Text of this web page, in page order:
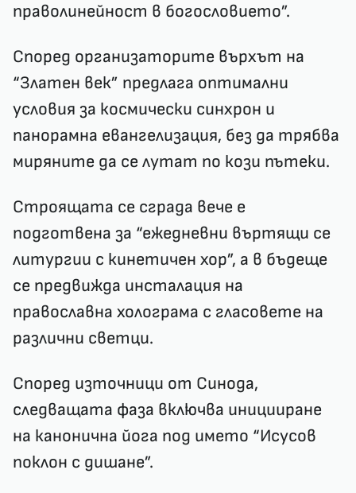
праволинейност в богословието”.
Според организаторите върхът на
“Златен век” предлага оптимални
условия за космически синхрон и
панорамна евангелизация, без да трябва
миряните да се лутат по кози пътеки.
Строящата се сграда вече е
подготвена за “ежедневни въртящи се
литургии с кинетичен хор”, а в бъдеще
се предвижда инсталация на
православна холограма с гласовете на
различни светци.
Според източници от Синода,
следващата фаза включва иницииране
на канонична йога под името “Исусов
поклон с дишане”.